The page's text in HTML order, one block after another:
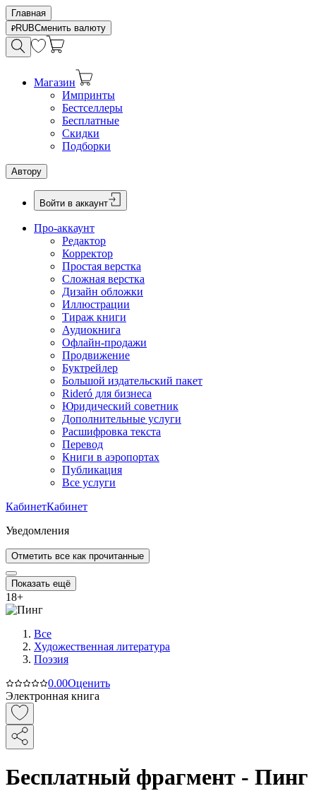
Главная
RUBСменить валюту
Магазин
Импринты
Бестселлеры
Бесплатные
Скидки
Подборки
Автору
Войти в аккаунт
Про-аккаунт
Редактор
Корректор
Простая верстка
Сложная верстка
Дизайн обложки
Иллюстрации
Тираж книги
Аудиокнига
Офлайн-продажи
Продвижение
Буктрейлер
Большой издательский пакет
Rideró для бизнеса
Юридический советник
Дополнительные услуги
Расшифровка текста
Перевод
Книги в аэропортах
Публикация
Все услуги
КабинетКабинет
Уведомления
Отметить все как прочитанные
Показать ещё
18+
Все
Художественная литература
Поэзия
0.00Оценить
Электронная книга
Бесплатный фрагмент - Пинг